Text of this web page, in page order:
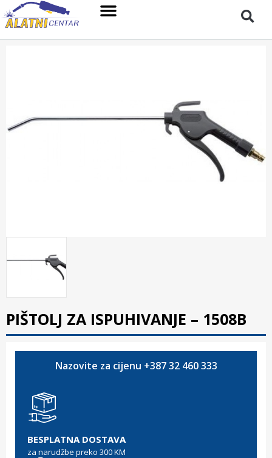
PIŠTOLJ ZA ISPUHIVANJE – 1508B
Nazovite za cijenu +387 32 460 333
BESPLATNA DOSTAVA
za narudžbe preko 300 KM